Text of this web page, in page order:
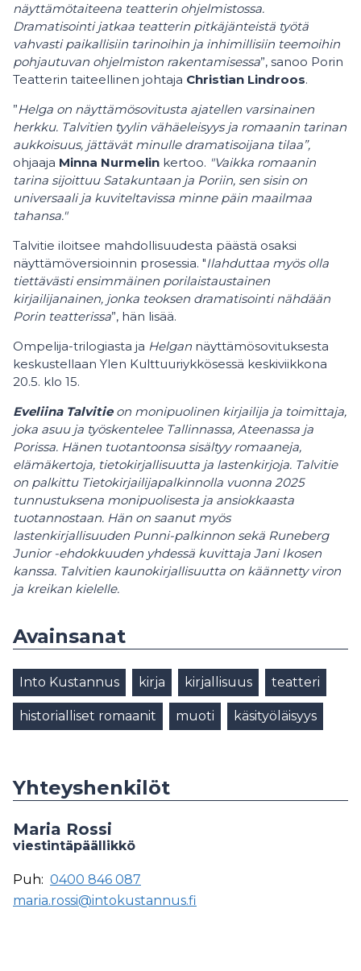
näyttämötaiteena teatterin ohjelmistossa.
Dramatisointi jatkaa teatterin pitkäjänteistä työtä
vahvasti paikallisiin tarinoihin ja inhimillisiin teemoihin
pohjautuvan ohjelmiston rakentamisessa”, sanoo Porin
Teatterin taiteellinen johtaja Christian Lindroos.
”Helga on näyttämösovitusta ajatellen varsinainen
herkku. Talvitien tyylin vähäeleisyys ja romaanin tarinan
aukkoisuus, jättävät minulle dramatisoijana tilaa”,
ohjaaja Minna Nurmelin kertoo. "Vaikka romaanin
tarina sijoittuu Satakuntaan ja Poriin, sen sisin on
universaali ja kuviteltavissa minne päin maailmaa
tahansa."
Talvitie iloitsee mahdollisuudesta päästä osaksi
näyttämöversioinnin prosessia. "Ilahduttaa myös olla
tiettävästi ensimmäinen porilaistaustainen
kirjailijanainen, jonka teoksen dramatisointi nähdään
Porin teatterissa”, hän lisää.
Ompelija-trilogiasta ja Helgan näyttämösovituksesta
keskustellaan Ylen Kulttuuriykkösessä keskiviikkona
20.5. klo 15.
Eveliina Talvitieon monipuolinen kirjailija ja toimittaja,
joka asuu ja työskentelee Tallinnassa, Ateenassa ja
Porissa. Hänen tuotantoonsa sisältyy romaaneja,
elämäkertoja, tietokirjallisuutta ja lastenkirjoja. Talvitie
on palkittu Tietokirjailijapalkinnolla vuonna 2025
tunnustuksena monipuolisesta ja ansiokkaasta
tuotannostaan. Hän on saanut myös
lastenkirjallisuuden Punni-palkinnon sekä Runeberg
Junior -ehdokkuuden yhdessä kuvittaja Jani Ikosen
kanssa. Talvitien kaunokirjallisuutta on käännetty viron
ja kreikan kielelle.
Avainsanat
Into Kustannus kirja kirjallisuus teatteri
historialliset romaanit muoti käsityöläisyys
Yhteyshenkilöt
Maria Rossi
viestintäpäällikkö
Puh: 0400 846 087
maria.rossi@intokustannus.fi